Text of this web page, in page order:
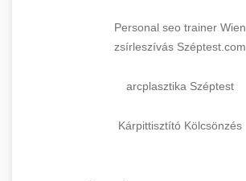
Personal seo trainer Wien
zsírleszívás Széptest.com
arcplasztika Széptest
Kárpittisztító Kölcsönzés